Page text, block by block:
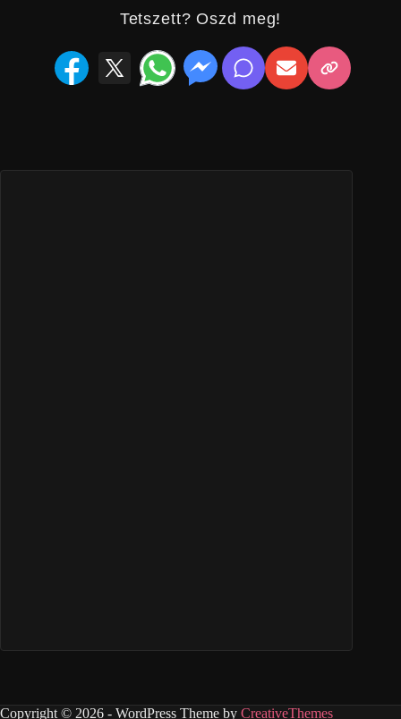
Tetszett? Oszd meg!
Copyright © 2026 - WordPress Theme by CreativeThemes